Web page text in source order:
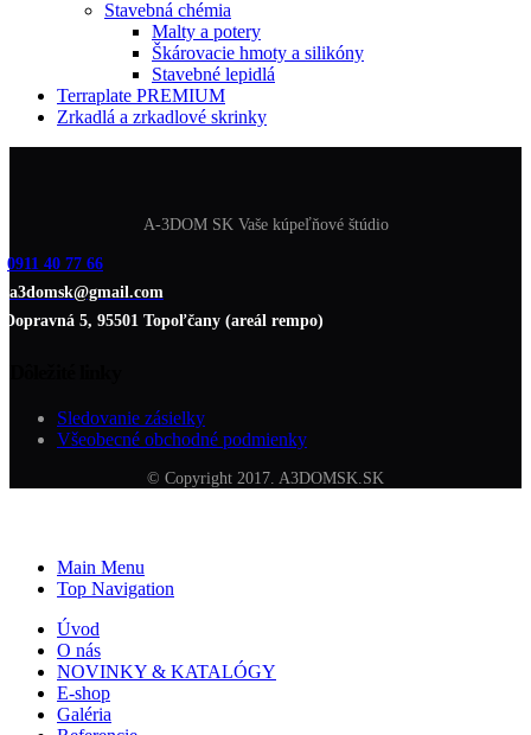
Stavebná chémia
Malty a potery
Škárovacie hmoty a silikóny
Stavebné lepidlá
Terraplate PREMIUM
Zrkadlá a zrkadlové skrinky
A-3DOM SK Vaše kúpeľňové štúdio
0911 40 77 66
a3domsk@gmail.com
Dopravná 5, 95501 Topoľčany (areál rempo)
Sledovanie zásielky
Všeobecné obchodné podmienky
© Copyright 2017. A3DOMSK.SK
Main Menu
Top Navigation
Úvod
O nás
NOVINKY & KATALÓGY
E-shop
Galéria